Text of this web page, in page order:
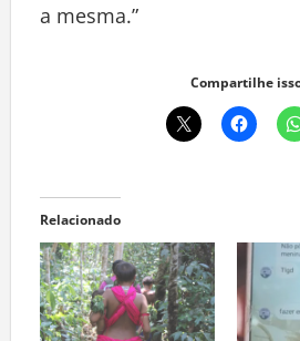
a mesma.”
Compartilhe
Relacionado